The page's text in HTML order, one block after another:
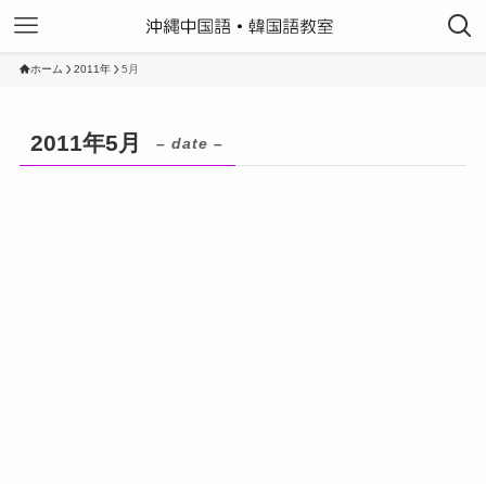
ホーム 2011年 5月
2011年5月 – date –